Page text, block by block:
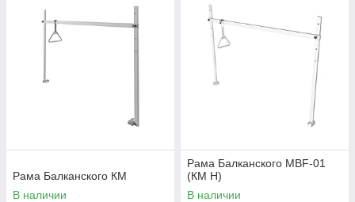
Рама Балканского КМ
В наличии
Рама Балканского MBF-01
(КМ Н)
В наличии